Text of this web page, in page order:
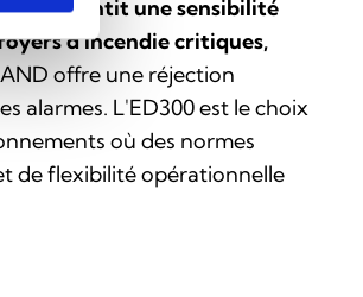
garantit une sensibilité
d'incendie critiques,
offre une réjection
alarmes. L'ED300 est le choix
où des normes
de flexibilité opérationnelle